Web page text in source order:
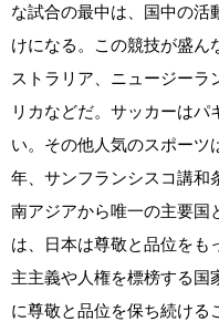
な試合の最中は、国中の活
けになる。この競技が盛ん
ストラリア、ニュージーラ
リカなどだ。サッカーは
い。その他人気のスポーツ
年、サンフランシスコ講和
南アジアから唯一の主要国
は、日本は尊敬と品位をも
主主義や人権を標榜する国
に尊敬と品位を保ち続ける